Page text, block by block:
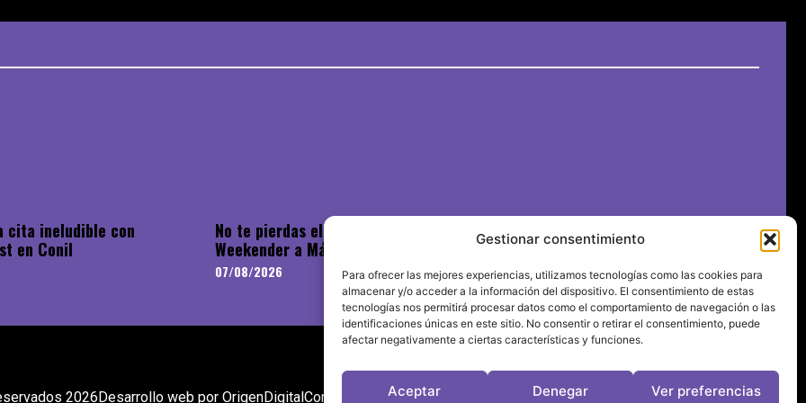
Gestionar consentimiento
Para ofrecer las mejores experiencias, utilizamos tecnologías como las cookies para
almacenar y/o acceder a la información del dispositivo. El consentimiento de estas
tecnologías nos permitirá procesar datos como el comportamiento de navegación o las
identificaciones únicas en este sitio. No consentir o retirar el consentimiento, puede
afectar negativamente a ciertas características y funciones.
Aceptar Denegar Ver preferencias
cita ineludible con
en Conil
No te pierdas el regreso de Brunch!
Weekender a Málaga
07/08/2026
El underground en Ibiza es cosa de
Pyramid
06/08/2026
2026Desarrollo web por OrigenDigitalContacto: info@leviragetv